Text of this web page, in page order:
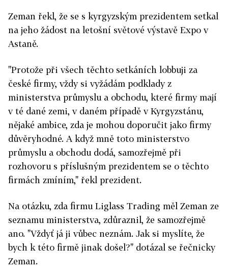
Zeman řekl, že se s kyrgyzským prezidentem setkal
na jeho žádost na letošní světové výstavě Expo v
Astaně.
"Protože při všech těchto setkáních lobbuji za
české firmy, vždy si vyžádám podklady z
ministerstva průmyslu a obchodu, které firmy mají
v té dané zemi, v daném případě v Kyrgyzstánu,
nějaké ambice, zda je mohou doporučit jako firmy
důvěryhodné. A když mně toto ministerstvo
průmyslu a obchodu dodá, samozřejmě při
rozhovoru s příslušným prezidentem se o těchto
firmách zmíním," řekl prezident.
Na otázku, zda firmu Liglass Trading měl Zeman ze
seznamu ministerstva, zdůraznil, že samozřejmě
ano. "Vždyť já ji vůbec neznám. Jak si myslíte, že
bych k této firmě jinak došel?" dotázal se řečnicky
Zeman.